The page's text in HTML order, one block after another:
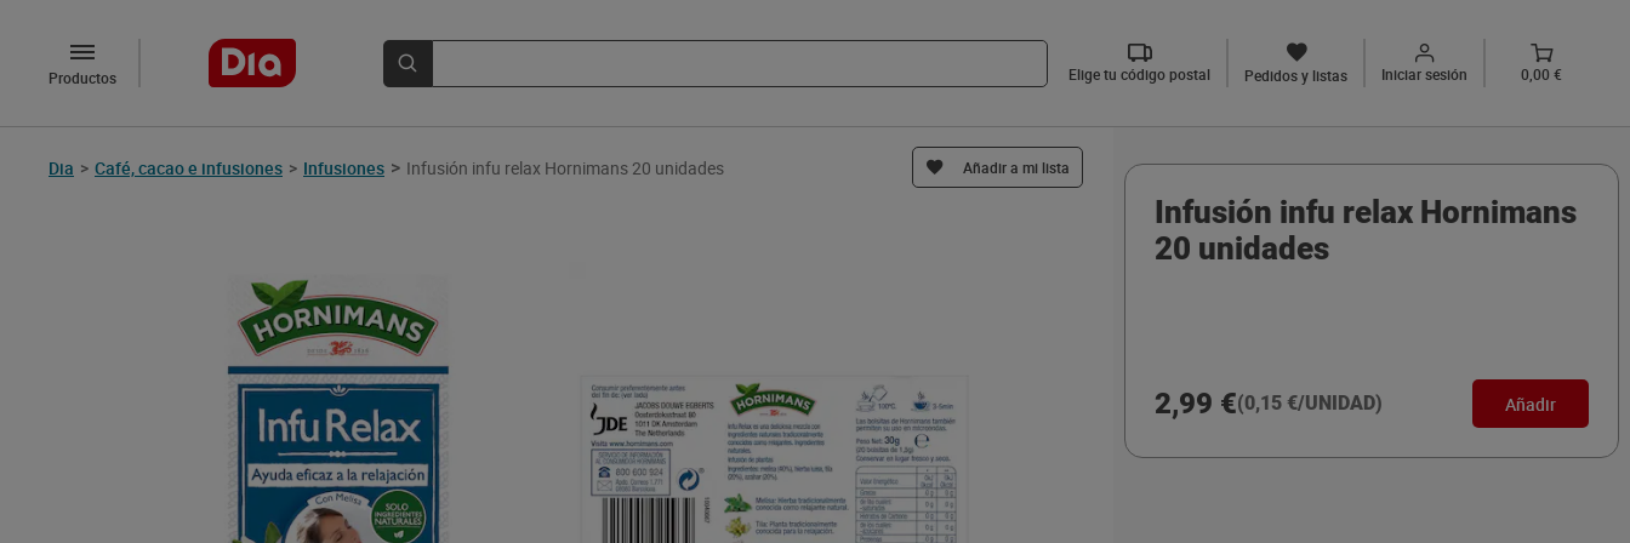
Productos Elige tu código postal Pedidos y listas Iniciar sesión 0,00 €
Dia > Café, cacao e infusiones > Infusiones > Infusión infu relax Hornimans 20 unidades Añadir a mi lista
Infusión infu relax Hornimans
20 unidades
2,99 €(0,15 €/UNIDAD) Añadir